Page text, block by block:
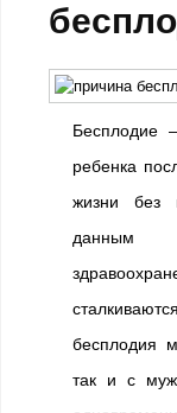
Бесплодие
ребенка
жизни без
данным
бесплодия
так и с